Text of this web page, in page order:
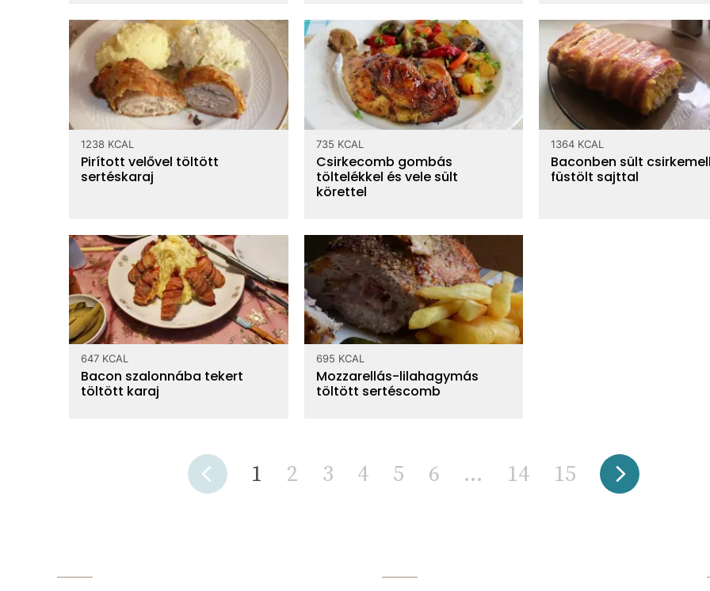
1238 KCAL
Pirított velővel töltött
sertéskaraj
735 KCAL
Csirkecomb gombás
töltelékkel és vele sült
körettel
1364 KCAL
Baconben sült
füstölt sajttal
647 KCAL
Bacon szalonnába tekert
töltött karaj
695 KCAL
Mozzarellás-lilahagymás
töltött sertéscomb
1 2 3 4 5 6 ... 14 15